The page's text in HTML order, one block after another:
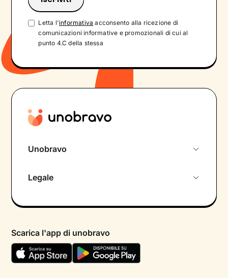
Letta l'informativa acconsento alla ricezione di
comunicazioni informative e promozionali di cui al
punto 4.C della stessa
Unobravo
Psicologo in chat
Aiuto urgente
FAQ
Legale
Termini e condizioni
Informativa Privacy
Scarica l'app di unobravo